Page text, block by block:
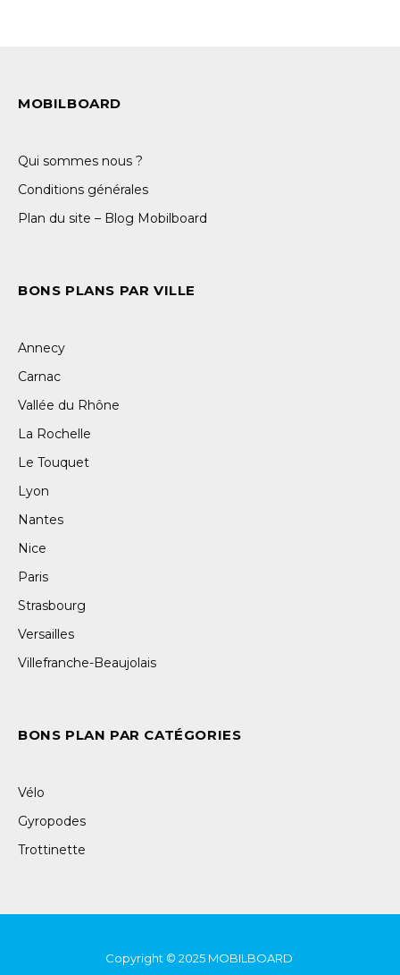
MOBILBOARD
Qui sommes nous ?
Conditions générales
Plan du site – Blog Mobilboard
BONS PLANS PAR VILLE
Annecy
Carnac
Vallée du Rhône
La Rochelle
Le Touquet
Lyon
Nantes
Nice
Paris
Strasbourg
Versailles
Villefranche-Beaujolais
BONS PLAN PAR CATÉGORIES
Vélo
Gyropodes
Trottinette
Copyright © 2025 MOBILBOARD